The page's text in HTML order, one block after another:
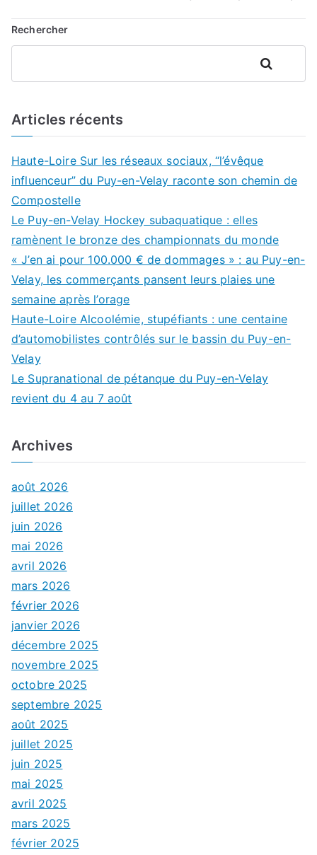
Rechercher
Rechercher
Articles récents
Haute-Loire Sur les réseaux sociaux, “l’évêque
influenceur” du Puy-en-Velay raconte son chemin de
Compostelle
Le Puy-en-Velay Hockey subaquatique : elles
ramènent le bronze des championnats du monde
« J’en ai pour 100.000 € de dommages » : au Puy-en-
Velay, les commerçants pansent leurs plaies une
semaine après l’orage
Haute-Loire Alcoolémie, stupéfiants : une centaine
d’automobilistes contrôlés sur le bassin du Puy-en-
Velay
Le Supranational de pétanque du Puy-en-Velay
revient du 4 au 7 août
Archives
août 2026
juillet 2026
juin 2026
mai 2026
avril 2026
mars 2026
février 2026
janvier 2026
décembre 2025
novembre 2025
octobre 2025
septembre 2025
août 2025
juillet 2025
juin 2025
mai 2025
avril 2025
mars 2025
février 2025